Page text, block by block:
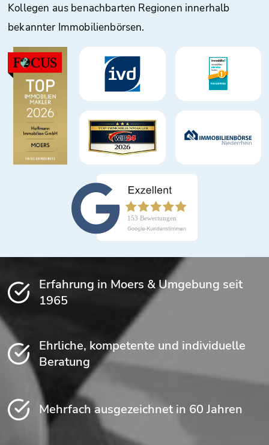
Kollegen aus benachbarten Regionen innerhalb
bekannter Immobilienbörsen.
Erfahrung in Moers & Umgebung seit
1965
Ehrliche, kompetente und individuelle
Beratung
Mehrfach ausgezeichnet in 60 Jahren